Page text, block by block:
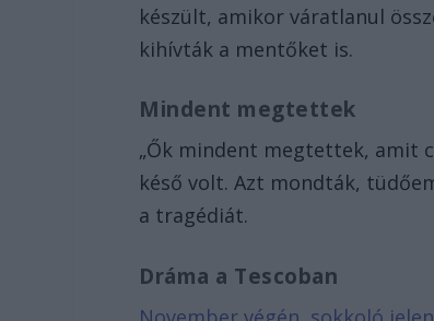
készült, amikor váratlanul
kihívták a mentőket is.
Mindent megtettek
„Ők mindent megtettek, amit
késő volt. Azt mondták,
a tragédiát.
Dráma a Tescoban